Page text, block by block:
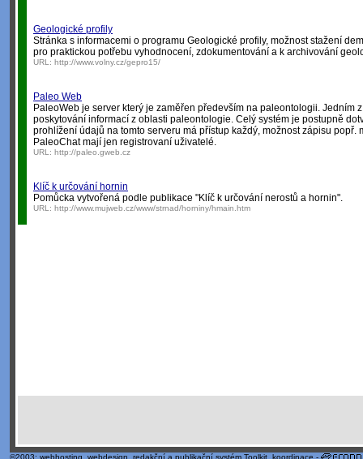
Geologické profily
Stránka s informacemi o programu Geologické profily, možnost stažení
pro praktickou potřebu vyhodnocení, zdokumentování a k archivování
URL: http://www.volny.cz/gepro15/
Paleo Web
PaleoWeb je server který je zaměřen především na paleontologii. Jedním
poskytování informací z oblasti paleontologie. Celý systém je postupně
prohlížení údajů na tomto serveru má přístup každý, možnost zápisu popř.
PaleoChat mají jen registrovaní uživatelé.
URL: http://paleo.gweb.cz
Klíč k určování hornin
Pomůcka vytvořená podle publikace "Klíč k určování nerostů a hornin".
URL: http://www.mujweb.cz/www/strnad/horniny/hmain.htm
©2003; webhosting webdesign redakční a publikační systém Toolkit , koordinace -